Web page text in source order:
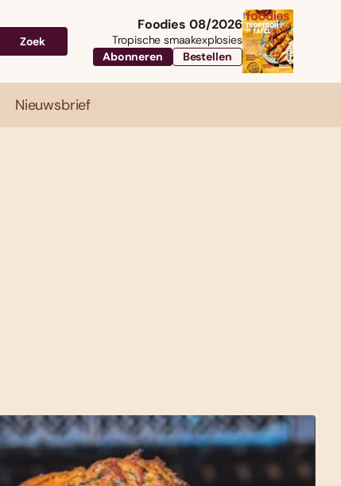
Zoek
Foodies 08/2026
Tropische smaakexplosies
Abonneren
Bestellen
Nieuwsbrief